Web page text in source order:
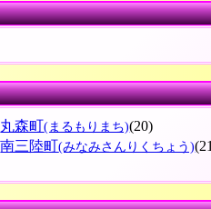
丸森町(まるもりまち)(20)
南三陸町(みなみさんりくちょう)